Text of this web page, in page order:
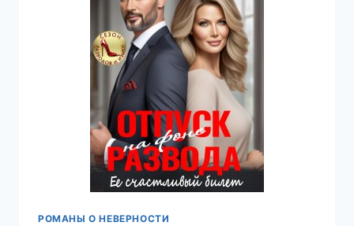
РИШ
РОМАНЫ О НЕВЕРНОСТИ